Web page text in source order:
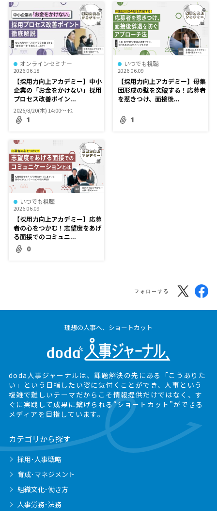
オンラインセミナー
2026.06.18
【採用力向上アカデミー】中小
企業の「お金をかけない」採用
プロセス改善ポイン...
2026/8/20(木) 14:00〜 他
1
いつでも視聴
2026.06.09
【採用力向上アカデミー】母集
団形成の壁を突破する！応募者
を惹きつけ、面接後...
1
いつでも視聴
2026.06.09
【採用力向上アカデミー】応募
者の心をつかむ！志望度をあげ
る面接でのコミュニ...
0
フォローする
理想の人事へ、ショートカット
doda人事ジャーナルは、課題解決の先にある
「こうありた
い」という目指したい姿に気付くことができ、 人事という
複雑で難しいテーマだからこそ情報提供だけではなく、 す
ぐに実践して成果に繋げられる“ショートカット”ができる
メディアを目指しています。
カテゴリから探す
採用･人事戦略
育成･マネジメント
組織文化･働き方
人事労務･法務